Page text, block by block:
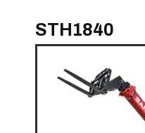
STH1840